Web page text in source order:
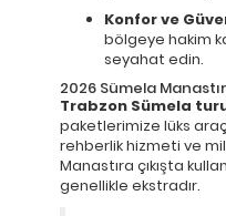
Konfor ve
bölgeye hakim
seyahat edin.
2026 Sümela
Trabzon Sümela
paketlerimize lüks
rehberlik hizmeti ve
Manastıra çıkışta
genellikle ekstradır.